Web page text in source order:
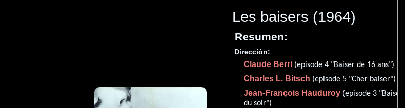
Les baisers (1964)
Resumen:
Dirección:
Claude Berri (episode 4 "Baiser de 16 ans")
Charles L. Bitsch (episode 5 "Cher baiser")
Jean-François Hauduroy (episode 3 "Baiser
du soir")